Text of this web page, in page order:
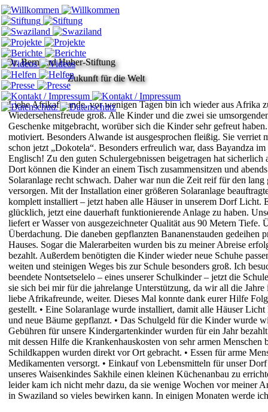
Dr. Bernhard Huber-Stiftung
Zukunft für die Welt
Liebe Afrikafreunde,vor wenigen Tagen bin ich wieder aus Afrika
Wiedersehensfreude groß. Alle Kinderund die zwei sie
Geschenke mitgebracht, worüber sich die Kindersehr gefreut
motiviert. Besonders Alwande ist ausgesprochen fleißig. Sie verriet
schon jetzt „Dokotela“. Besonders erfreulich war, dass Bayandza im
Englisch! Zu den guten Schulergebnissen beigetragen hat
Dort können die Kinder an einem Tisch zusammensitzen und
Solaranlage recht schwach. Daher war nun die Zeit reif für den
versorgen. Mit der Installation einer größeren Solaranlage
komplett installiert – jetzt haben alle Häuser in unserem Dorf Licht.
glücklich, jetzt eine dauerhaft funktionierende Anlage zu haben.
liefert er Wasser von ausgezeichneter Qualität aus 90 Metern Tiefe.
Überdachung. Die daneben gepflanzten Bananenstauden gedeihen
Hauses. Sogar die Malerarbeiten wurden bis zu meiner Abreise
bezahlt. Außerdem benötigten die Kinder wieder neue Schuhe
weiten und steinigen Weges bis zur Schule besonders groß. Ich
beendete Nontsetselelo – eines unserer Schulkinder – jetzt die
sie sich bei mir für die jahrelange Unterstützung, da wir all die
liebe Afrikafreunde, weiter. Dieses Mal konnte dank eurer Hilfe
gestellt. • Eine Solaranlage wurde installiert, damit alle Häuser Licht
und neue Bäume gepflanzt. • Das Schulgeld für die Kinder wurde
Gebühren für unsere Kindergartenkinder wurden für ein Jahr
mit dessen Hilfe die Krankenhauskosten von sehr armen Menschen
Schildkappen wurden direkt vor Ort gebracht. • Essen für arme
Medikamenten versorgt. • Einkauf von Lebensmitteln für unser
unseres Waisenkindes Sakhile einen kleinen Küchenanbau zu
leider kam ich nicht mehr dazu, da sie wenige Wochen vor meiner
in Swaziland so vieles bewirken kann. In einigen Monaten werde